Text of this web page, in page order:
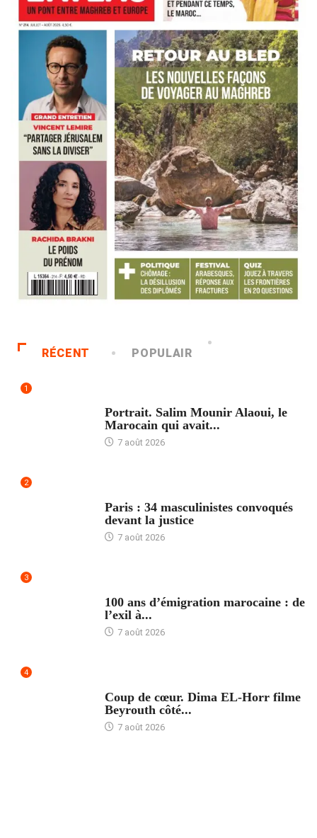
RÉCENT POPULAIR
1
Portrait. Salim Mounir Alaoui, le
Marocain qui avait...
7 août 2026
2
Paris : 34 masculinistes convoqués
devant la justice
7 août 2026
3
100 ans d’émigration marocaine : de
l’exil à...
7 août 2026
4
Coup de cœur. Dima EL-Horr filme
Beyrouth côté...
7 août 2026